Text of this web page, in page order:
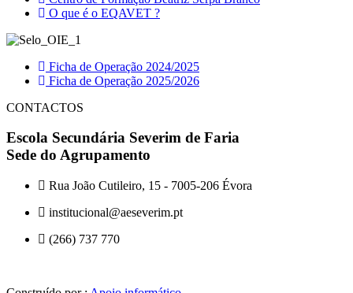
O que é o EQAVET ?
Ficha de Operação 2024/2025
Ficha de Operação 2025/2026
CONTACTOS
Escola Secundária Severim de Faria
Sede do Agrupamento
Rua João Cutileiro, 15 - 7005-206 Évora
institucional@aeseverim.pt
(266) 737 770